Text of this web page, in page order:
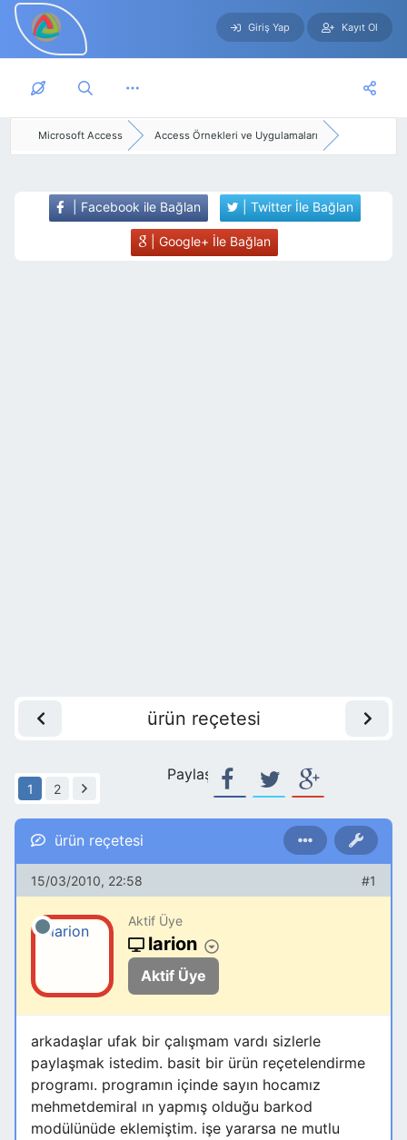
Skip to main content
Giriş Yap Kayıt Ol
Microsoft Access Access Örnekleri ve Uygulamaları
| Facebook ile Bağlan | Twitter İle Bağlan
| Google+ İle Bağlan
ürün reçetesi
1 2
Paylaş:
ürün reçetesi
15/03/2010, 22:58 #1
Aktif Üye
larion
Aktif Üye
arkadaşlar ufak bir çalışmam vardı sizlerle
paylaşmak istedim. basit bir ürün reçetelendirme
programı. programın içinde sayın hocamız
mehmetdemiral ın yapmış olduğu barkod
modülünüde eklemiştim. işe yararsa ne mutlu